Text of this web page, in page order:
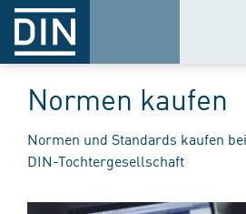
Normen kaufen
Normen und Standards kaufen
DIN-Tochtergesellschaft